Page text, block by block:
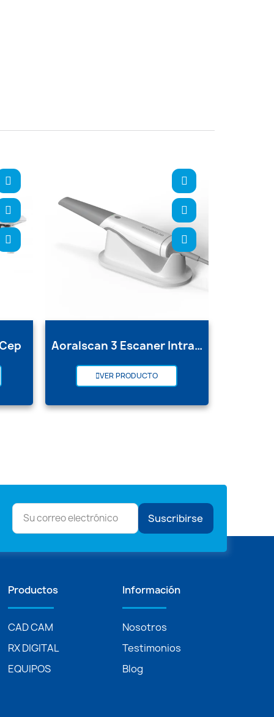
Aoralscan 3 Escaner Intra Oral
VER PRODUCTO
Suscribirse
Productos
CAD CAM
RX DIGITAL
EQUIPOS
Información
Nosotros
Testimonios
Blog